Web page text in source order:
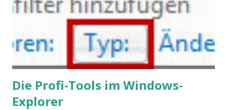
Die Profi-Tools im Windows-
Explorer